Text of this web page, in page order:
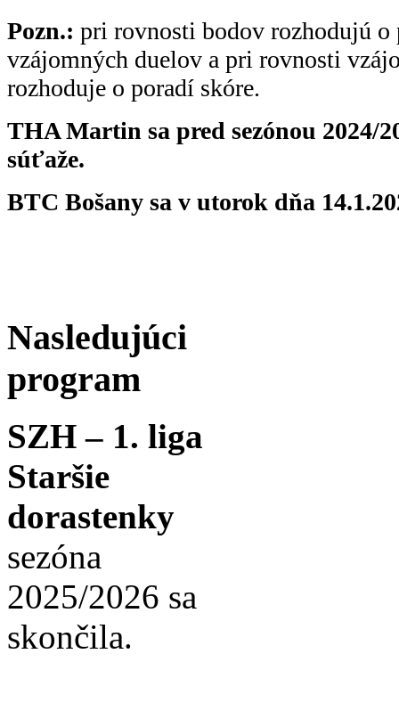
Pozn.: pri rovnosti bodov rozhodujú o
vzájomných duelov a pri rovnosti
rozhoduje o poradí skóre.
THA Martin sa pred sezónou 2024/
súťaže.
BTC Bošany sa v utorok dňa
Nasledujúci
program
SZH – 1. liga
Staršie
dorastenky
sezóna
2025/2026 sa
skončila.